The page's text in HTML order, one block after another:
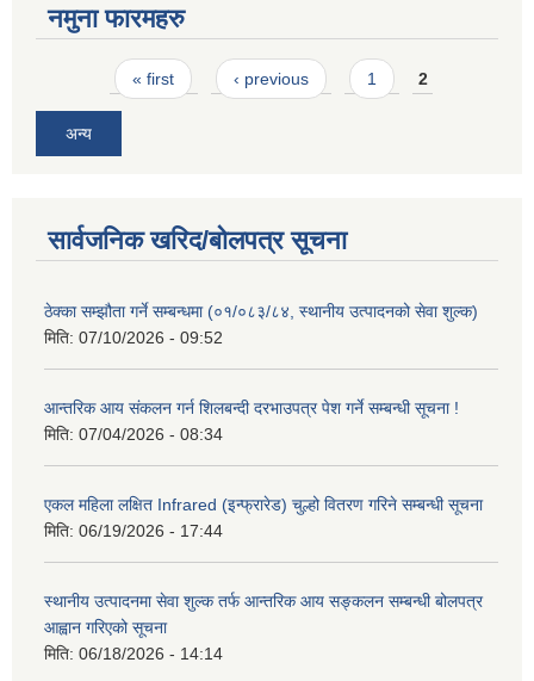
नमुना फारमहरु
Pages« first ‹ previous 1 2
अन्य
सार्वजनिक खरिद/बोलपत्र सूचना
ठेक्का सम्झौता गर्ने सम्बन्धमा (०१/०८३/८४, स्थानीय उत्पादनको सेवा शुल्क)
मिति: 07/10/2026 - 09:52
आन्तरिक आय संकलन गर्न शिलबन्दी दरभाउपत्र पेश गर्ने सम्बन्धी सूचना !
मिति: 07/04/2026 - 08:34
एकल महिला लक्षित Infrared (इन्फ्रारेड) चुल्हो वितरण गरिने सम्बन्धी सूचना
मिति: 06/19/2026 - 17:44
स्थानीय उत्पादनमा सेवा शुल्क तर्फ आन्तरिक आय सङ्कलन सम्बन्धी बोलपत्र
आह्वान गरिएको सूचना
मिति: 06/18/2026 - 14:14